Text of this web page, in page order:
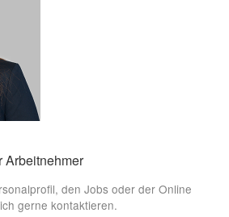
Arbeitnehmer
den Jobs oder der Online
gerne kontaktieren.